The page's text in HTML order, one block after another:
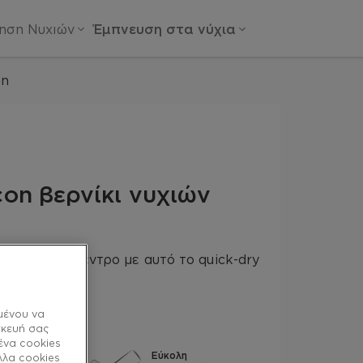
Νυχιών Έμπνευση στα νύχια
βερνίκι νυχιών
το επίκεντρο με αυτό το quick-dry
Εύκολη
να
σας
cookies
cookies